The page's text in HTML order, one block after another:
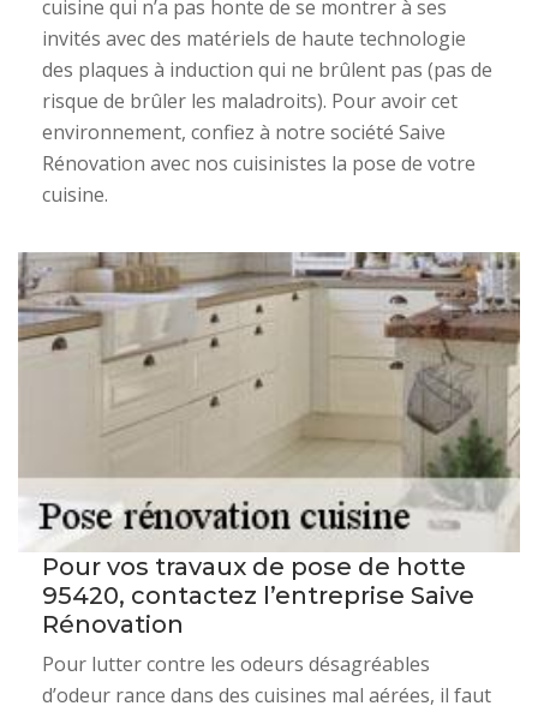
cuisine qui n’a pas honte de se montrer à ses
invités avec des matériels de haute technologie
des plaques à induction qui ne brûlent pas (pas de
risque de brûler les maladroits). Pour avoir cet
environnement, confiez à notre société Saive
Rénovation avec nos cuisinistes la pose de votre
cuisine.
Pour vos travaux de pose de hotte
95420, contactez l’entreprise Saive
Rénovation
Pour lutter contre les odeurs désagréables
d’odeur rance dans des cuisines mal aérées, il faut